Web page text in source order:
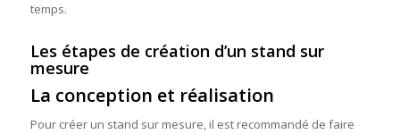
temps.
Les étapes de création d’un stand sur
mesure
La conception et réalisation
Pour créer un stand sur mesure, il est recommandé de faire